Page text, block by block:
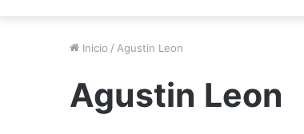
Inicio / Agustin Leon
Agustin Leon